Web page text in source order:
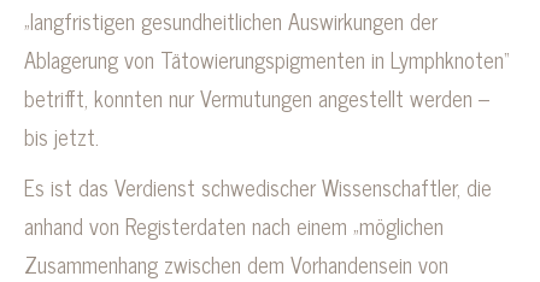
„langfristigen gesundheitlichen Auswirkun­gen der
Ablagerung von Tätowierungspigmenten in Lymphknoten“
betrifft, konnten nur Vermutungen angestellt werden –
bis jetzt.
Es ist das Verdienst schwedischer Wissenschaftler, die
anhand von Registerdaten nach einem „möglichen
Zusammenhang zwischen dem Vorhandensein von